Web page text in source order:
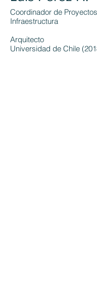
Coordinador de
Infraestructura
Arquitecto
Universidad de Chile